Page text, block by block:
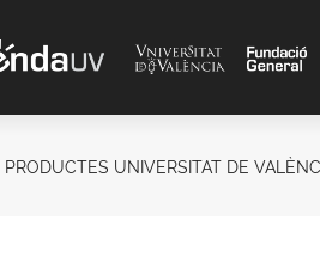
PRODUCTES UNIVERSITAT DE